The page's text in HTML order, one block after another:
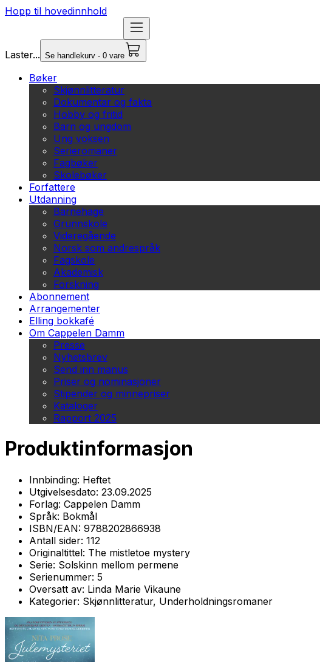
Hopp til hovedinnhold
Laster... Se handlekurv - 0 vare
Bøker
Skjønnlitteratur
Dokumentar og fakta
Hobby og fritid
Barn og ungdom
Ung voksen
Serieromaner
Fagbøker
Skolebøker
Forfattere
Utdanning
Barnehage
Grunnskole
Videregående
Norsk som andrespråk
Fagskole
Akademisk
Forskning
Abonnement
Arrangementer
Elling bokkafé
Om Cappelen Damm
Presse
Nyhetsbrev
Send inn manus
Priser og nominasjoner
Stipender og minnepriser
Kataloger
Rapport 2025
Produktinformasjon
Innbinding: Heftet
Utgivelsesdato: 23.09.2025
Forlag: Cappelen Damm
Språk: Bokmål
ISBN/EAN: 9788202866938
Antall sider: 112
Originaltittel: The mistletoe mystery
Serie: Solskinn mellom permene
Serienummer: 5
Oversatt av: Linda Marie Vikaune
Kategorier: Skjønnlitteratur, Underholdningsromaner